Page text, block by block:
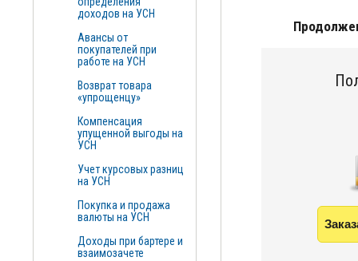
доходов на УСН
Авансы от
покупателей при
работе на УСН
Возврат товара
«упрощенцу»
Компенсация
упущенной выгоды на
УСН
Учет курсовых разниц
на УСН
Покупка и продажа
валюты на УСН
Доходы при бартере и
взаимозачете